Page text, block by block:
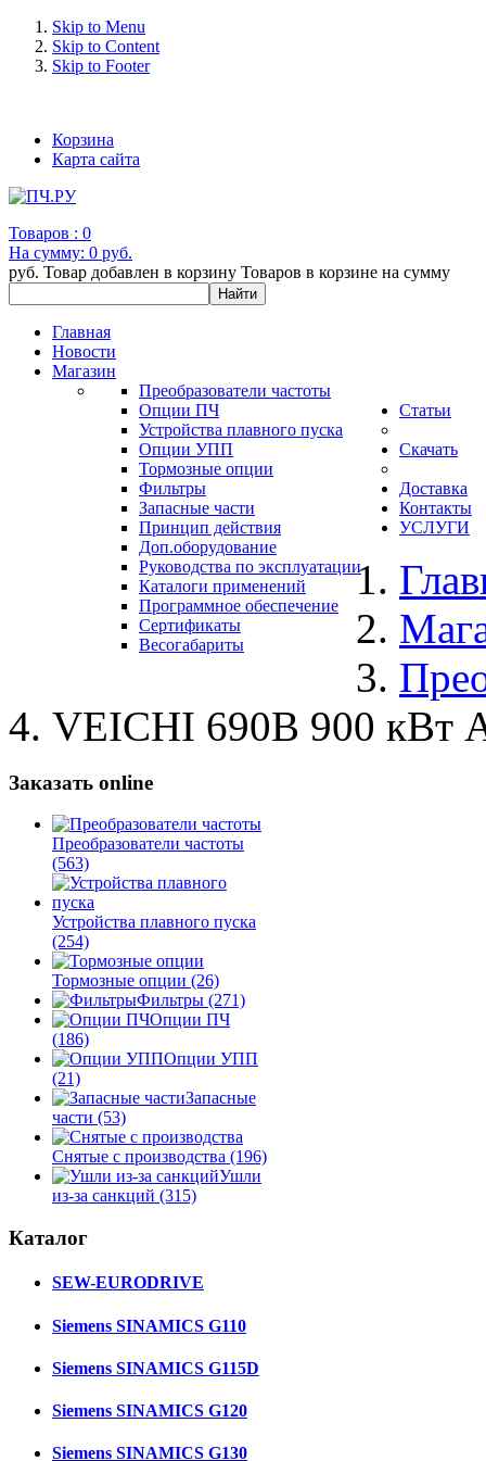
Skip to Menu
Skip to Content
Skip to Footer
Корзина
Карта сайта
Товаров : 0
На сумму: 0 руб.
руб. Товар добавлен в корзину Товаров в корзине на сумму
Главная
Новости
Магазин
Преобразователи частоты
Опции ПЧ
Устройства плавного пуска
Опции УПП
Тормозные опции
Фильтры
Запасные части
Статьи
Принцип действия
Доп.оборудование
Скачать
Руководства по эксплуатации
Каталоги применений
Программное обеспечение
Сертификаты
Весогабариты
Доставка
Контакты
УСЛУГИ
VEICHI 690В 900 кВт
Заказать online
Преобразователи частоты
(563)
Устройства плавного пуска
(254)
Тормозные опции (26)
Фильтры (271)
Опции ПЧ
(186)
Опции УПП
(21)
Запасные
части (53)
Снятые с производства (196)
Ушли
из-за санкций (315)
Каталог
SEW-EURODRIVE
Siemens SINAMICS G110
Siemens SINAMICS G115D
Siemens SINAMICS G120
Siemens SINAMICS G130